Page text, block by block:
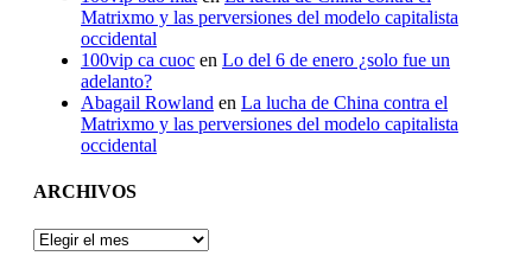
Matrixmo y las perversiones del modelo capitalista
occidental
100vip ca cuoc en Lo del 6 de enero ¿solo fue un
adelanto?
Abagail Rowland en La lucha de China contra el
Matrixmo y las perversiones del modelo capitalista
occidental
ARCHIVOS
ARCHIVOS